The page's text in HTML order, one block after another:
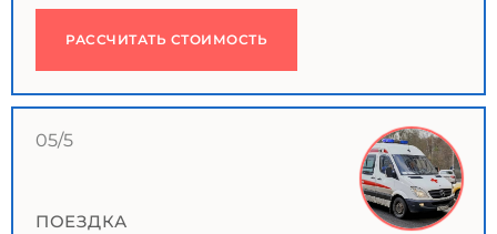
РАССЧИТАТЬ СТОИМОСТЬ
05/5
ПОЕЗДКА